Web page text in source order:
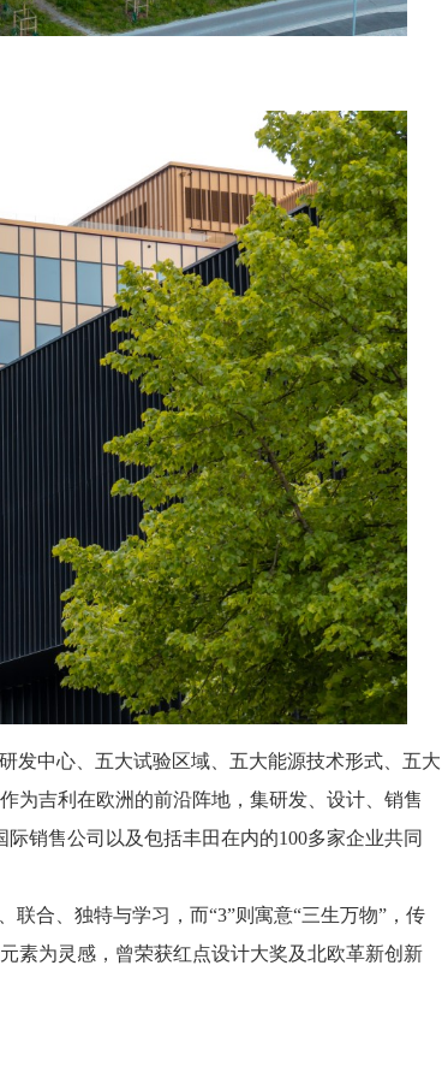
发中心、五大试验区域、五大能源技术形式、五大
为吉利在欧洲的前沿阵地，集研发、设计、销售
销售公司以及包括丰田在内的100多家企业共同
联合、独特与学习，而“3”则寓意“三生万物”，传
素为灵感，曾荣获红点设计大奖及北欧革新创新